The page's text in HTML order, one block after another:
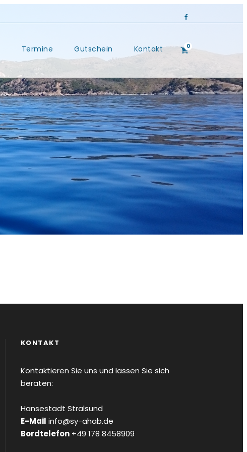
Termine Gutschein Kontakt 0
KONTAKT
Kontaktieren Sie uns und lassen Sie sich
beraten:
Hansestadt Stralsund
E-Mail info@sy-ahab.de
Bordtelefon+49 178 8458909